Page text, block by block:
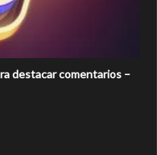
destacar comentarios –